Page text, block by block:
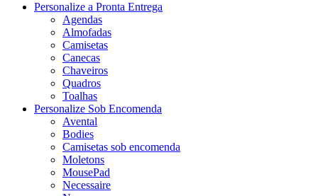
Personalize a Pronta Entrega
Agendas
Almofadas
Camisetas
Canecas
Chaveiros
Quadros
Toalhas
Personalize Sob Encomenda
Avental
Bodies
Camisetas sob encomenda
Moletons
MousePad
Necessaire